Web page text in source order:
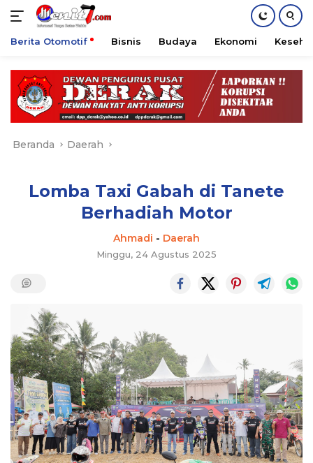
konten
Berita Otomotif Bisnis Budaya Ekonomi
Beranda Daerah
Lomba Taxi Gabah di Tanete
Berhadiah Motor
Ahmadi - Daerah
Minggu, 24 Agustus 2025